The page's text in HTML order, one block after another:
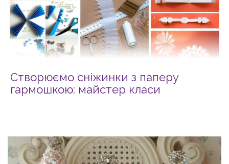
Створюємо сніжинки з паперу
гармошкою: майстер класи